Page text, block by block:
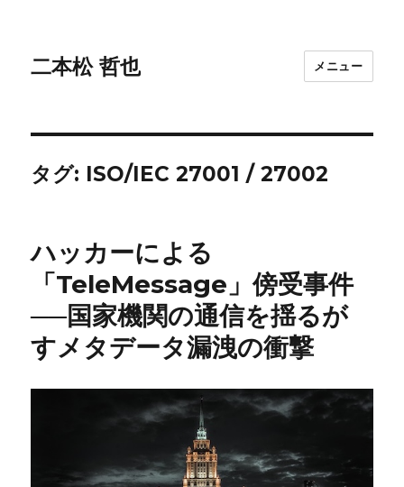
二本松 哲也 メニュー
タグ: ISO/IEC 27001 / 27002
ハッカーによる
「TeleMessage」傍受事件
──国家機関の通信を揺るが
すメタデータ漏洩の衝撃